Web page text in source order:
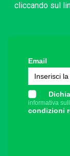
cliccando sul
Email
informativa
condizioni